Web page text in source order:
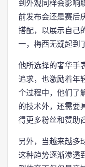
到外观同样会影响
前发布会还是赛后
搭配，以展示自己
一，梅西无疑起到
他所选择的奢华手
追求，也激励着年
个过程中，他们了
的技术外，还需要
得更多粉丝和赞助
另外，当越来越多
这种趋势逐渐渗透